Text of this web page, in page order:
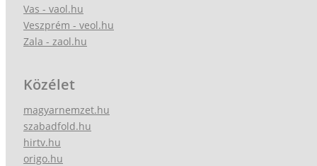
Vas - vaol.hu
Veszprém - veol.hu
Zala - zaol.hu
Közélet
magyarnemzet.hu
szabadfold.hu
hirtv.hu
origo.hu